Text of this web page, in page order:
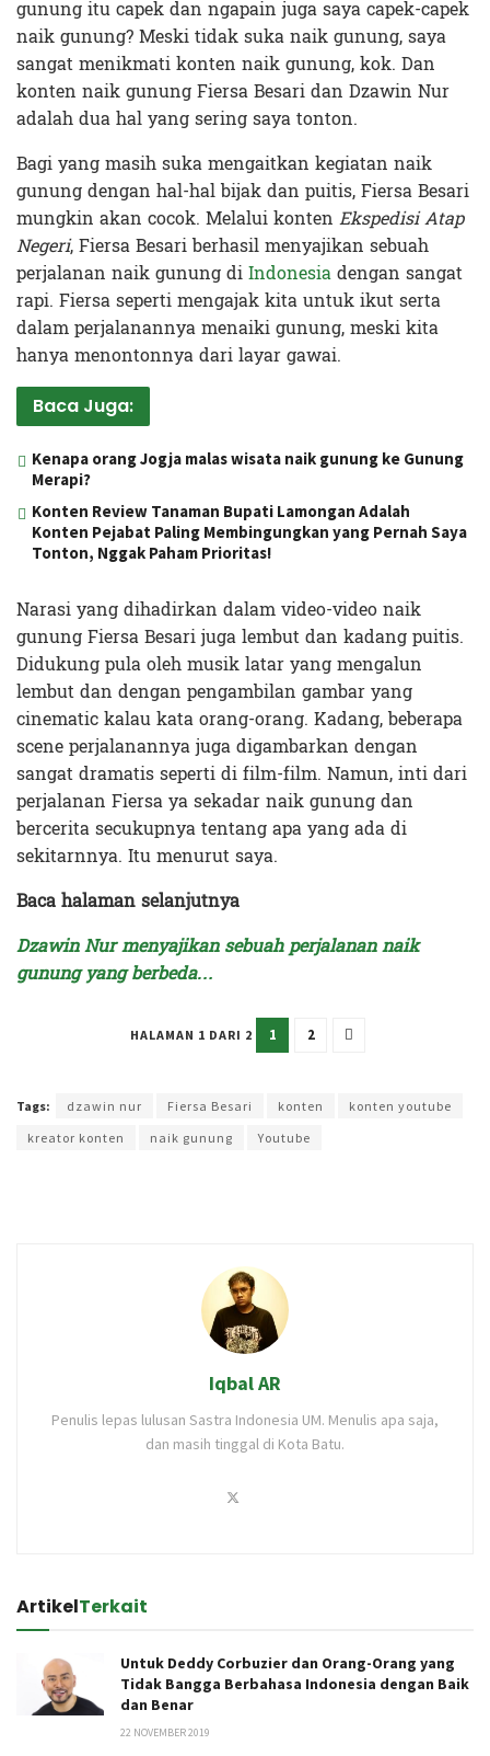
gunung itu capek dan ngapain juga saya capek-capek
naik gunung? Meski tidak suka naik gunung, saya
sangat menikmati konten naik gunung, kok. Dan
konten naik gunung Fiersa Besari dan Dzawin Nur
adalah dua hal yang sering saya tonton.
Bagi yang masih suka mengaitkan kegiatan naik
gunung dengan hal-hal bijak dan puitis, Fiersa Besari
mungkin akan cocok. Melalui konten Ekspedisi Atap
Negeri, Fiersa Besari berhasil menyajikan sebuah
perjalanan naik gunung diIndonesiadengan sangat
rapi. Fiersa seperti mengajak kita untuk ikut serta
dalam perjalanannya menaiki gunung, meski kita
hanya menontonnya dari layar gawai.
Baca Juga:
Kenapa orang Jogja malas wisata naik gunung ke Gunung
Merapi?
Konten Review Tanaman Bupati Lamongan Adalah
Konten Pejabat Paling Membingungkan yang Pernah Saya
Tonton, Nggak Paham Prioritas!
Narasi yang dihadirkan dalam video-video naik
gunung Fiersa Besari juga lembut dan kadang puitis.
Didukung pula oleh musik latar yang mengalun
lembut dan dengan pengambilan gambar yang
cinematic kalau kata orang-orang. Kadang, beberapa
scene perjalanannya juga digambarkan dengan
sangat dramatis seperti di film-film. Namun, inti dari
perjalanan Fiersa ya sekadar naik gunung dan
bercerita secukupnya tentang apa yang ada di
sekitarnnya. Itu menurut saya.
Baca halaman selanjutnya
Dzawin Nur menyajikan sebuah perjalanan naik
gunung yang berbeda…
HALAMAN 1 DARI 2 1 2
Tags: dzawin nur Fiersa Besari konten
konten youtube
kreator konten
naik gunung Youtube
Iqbal AR
Penulis lepas lulusan Sastra Indonesia UM. Menulis apa saja,
dan masih tinggal di Kota Batu.
ArtikelTerkait
Untuk Deddy Corbuzier dan Orang-Orang yang
Tidak Bangga Berbahasa Indonesia dengan Baik
dan Benar
22 NOVEMBER 2019